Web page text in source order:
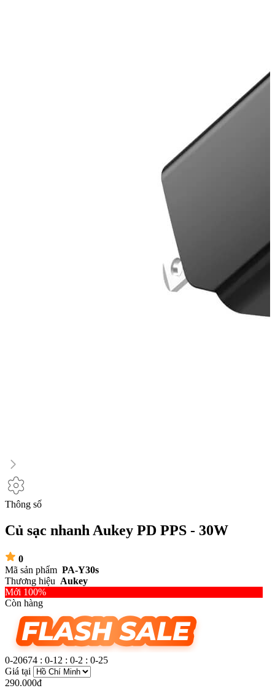
Thông số
Củ sạc nhanh Aukey PD PPS - 30W
0
Mã sản phẩm PA-Y30s
Thương hiệu Aukey
Mới 100%
Còn hàng
0-20674 : 0-12 : 0-2 : 0-26
Giá tại
290.000đ